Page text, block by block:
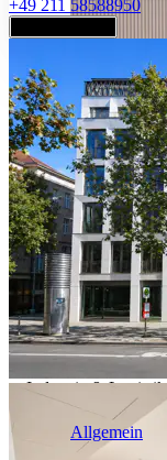
Industrie & Logistik
Allgemein
+49 211 58588950